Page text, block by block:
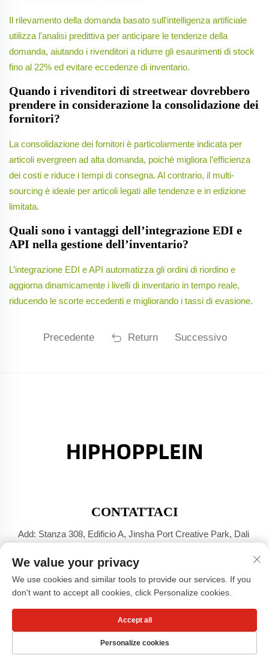
Il rilevamento della domanda basato sull'intelligenza artificiale
utilizza l'analisi predittiva per anticipare le tendenze della
domanda, aiutando i rivenditori a ridurre gli esaurimenti di stock
fino al 22% ed evitare eccedenze di inventario.
Quando i rivenditori di streetwear dovrebbero
prendere in considerazione la consolidazione dei
fornitori?
La consolidazione dei fornitori è particolarmente indicata per
articoli evergreen ad alta domanda, poiché migliora l’efficienza
dei costi e riduce i tempi di consegna. Al contrario, il multi-
sourcing è ideale per articoli legati alle tendenze e in edizione
limitata.
Quali sono i vantaggi dell’integrazione EDI e
API nella gestione dell’inventario?
L’integrazione EDI e API automatizza gli ordini di riordino e
aggiorna dinamicamente i livelli di inventario in tempo reale,
riducendo le scorte eccedenti e migliorando i tassi di evasione.
Precedente Return Successivo
CONTATTACI
Add: Stanza 308, Edificio A, Jinsha Port Creative Park, Dali
Tel: +86-17304049586
E-mail:[email protected]
Diritti d'autore © Guangzhou Xiaohongshu Clothing Co., LTD -
Informativa sulla privacy
We value your privacy
We use cookies and similar tools to provide our services. If you
don't want to accept all cookies, click Personalize cookies.
Personalize cookies
Accept all